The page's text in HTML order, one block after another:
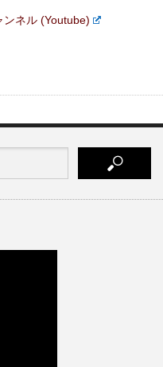
ネル (Youtube)